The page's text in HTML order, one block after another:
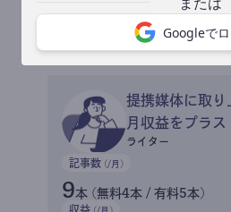
Googleで
収益イメ
提携媒体に取り
月収益をプラス
ライター
記事数 (/月)
9本 (無料4本 / 有料5本)
収益 (/月)